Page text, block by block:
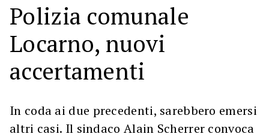
Polizia comunale
Locarno, nuovi
accertamenti
In coda ai due precedenti, sarebbero emersi
altri casi. Il sindaco Alain Scherrer convoca